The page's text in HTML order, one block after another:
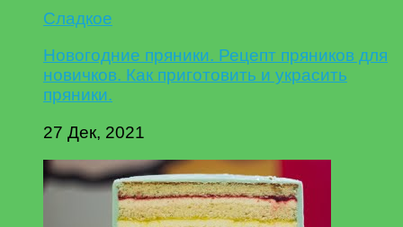
Сладкое
Новогодние пряники. Рецепт пряников для
новичков. Как приготовить и украсить
пряники.
27 Дек, 2021